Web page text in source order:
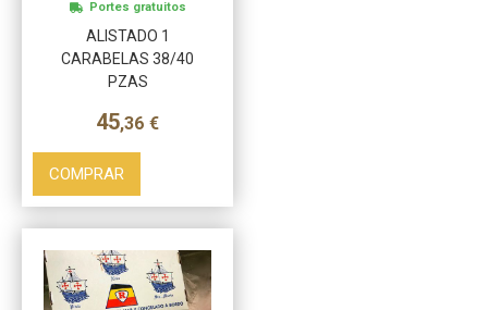
ALISTADO 1
CARABELAS 38/40
PZAS
45,36 €
Portes gratuitos
COMPRAR